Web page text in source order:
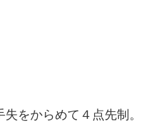
をからめて４点先制。